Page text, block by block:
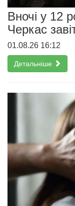
Вночі у 12
Черкас
01.08.26 16:12
Детальніше